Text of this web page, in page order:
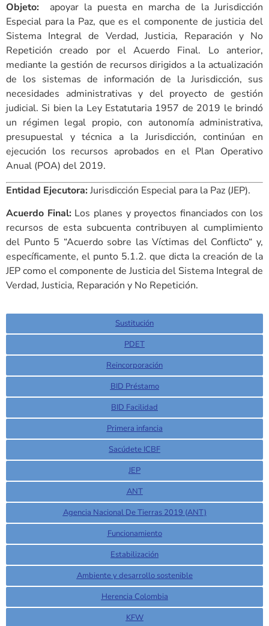
Objeto: apoyar la puesta en marcha de la Jurisdicción
Especial para la Paz, que es el componente de justicia del
Sistema Integral de Verdad, Justicia, Reparación y No
Repetición creado por el Acuerdo Final. Lo anterior,
mediante la gestión de recursos dirigidos a la actualización
de los sistemas de información de la Jurisdicción, sus
necesidades administrativas y del proyecto de gestión
judicial. Si bien la Ley Estatutaria 1957 de 2019 le brindó
un régimen legal propio, con autonomía administrativa,
presupuestal y técnica a la Jurisdicción, continúan en
ejecución los recursos aprobados en el Plan Operativo
Anual (POA) del 2019.
Entidad Ejecutora:Jurisdicción Especial para la Paz (JEP).
Acuerdo Final: Los planes y proyectos financiados con los
recursos de esta subcuenta contribuyen al cumplimiento
del Punto 5 “Acuerdo sobre las Víctimas del Conflicto“ y,
específicamente, el punto 5.1.2. que dicta la creación de la
JEP como el componente de Justicia del Sistema Integral de
Verdad, Justicia, Reparación y No Repetición.
Sustitución
PDET
Reincorporación
BID Préstamo
BID Facilidad
Primera infancia
Sacúdete ICBF
JEP
ANT
Agencia Nacional De Tierras 2019 (ANT)
Funcionamiento
Estabilización
Ambiente y desarrollo sostenible
Herencia Colombia
KFW